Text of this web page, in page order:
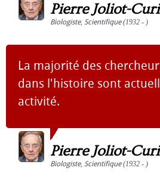
Pierre Joliot-
Biologiste, Scientifique(1932 - )
La majorité des
dans l'histoire sont
activité.
Pierre Joliot-
Biologiste, Scientifique(1932 - )